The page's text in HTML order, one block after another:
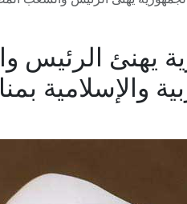
يهنئ
والإسلامية